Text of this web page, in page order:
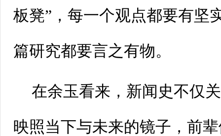
板凳”，每一个观点都要有坚
篇研究都要言之有物。
在余玉看来，新闻史不仅
映照当下与未来的镜子，前